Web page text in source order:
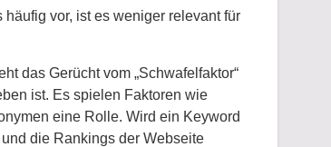
vor, ist es weniger relevant für
das Gerücht vom „Schwafelfaktor“
ist. Es spielen Faktoren wie
eine Rolle. Wird ein Keyword
die Rankings der Webseite